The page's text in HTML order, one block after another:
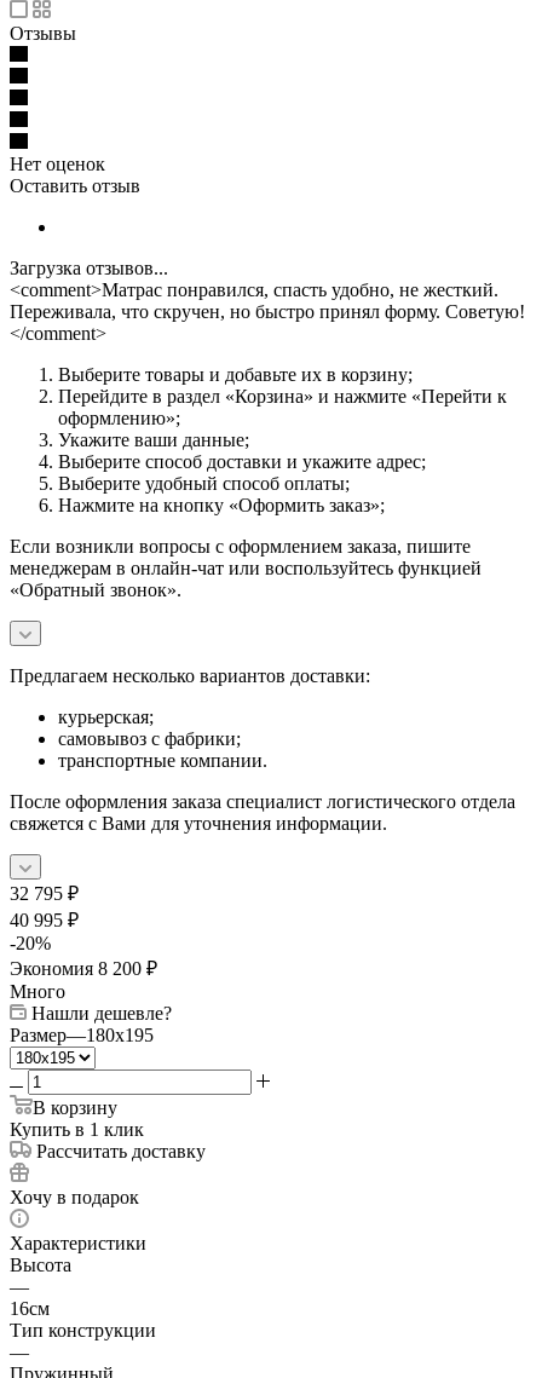
Отзывы
Нет оценок
Оставить отзыв
Загрузка отзывов...
<comment>Матрас понравился, спасть удобно, не жесткий.
Переживала, что скручен, но быстро принял форму. Советую!
</comment>
Выберите товары и добавьте их в корзину;
Перейдите в раздел «Корзина» и нажмите «Перейти к
оформлению»;
Укажите ваши данные;
Выберите способ доставки и укажите адрес;
Выберите удобный способ оплаты;
Нажмите на кнопку «Оформить заказ»;
Если возникли вопросы с оформлением заказа, пишите
менеджерам в онлайн-чат или воспользуйтесь функцией
«Обратный звонок».
Предлагаем несколько вариантов доставки:
курьерская;
самовывоз с фабрики;
транспортные компании.
После оформления заказа специалист логистического отдела
свяжется с Вами для уточнения информации.
32 795 ₽
40 995 ₽
-20%
Экономия 8 200 ₽
Много
Нашли дешевле?
Размер—180x195
В корзину
Купить в 1 клик
Рассчитать доставку
Хочу в подарок
Характеристики
Высота
—
16см
Тип конструкции
—
Пружинный